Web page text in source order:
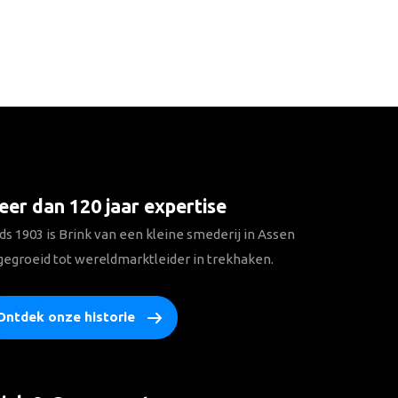
dan 120 jaar expertise
1903 is Brink van een kleine smederij in Assen
tot wereldmarktleider in trekhaken.
onze historie